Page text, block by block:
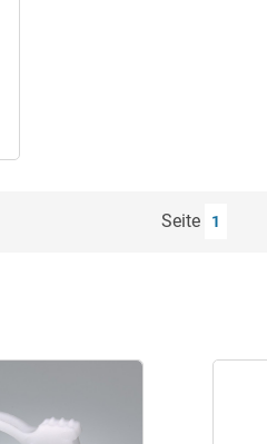
Seite 1